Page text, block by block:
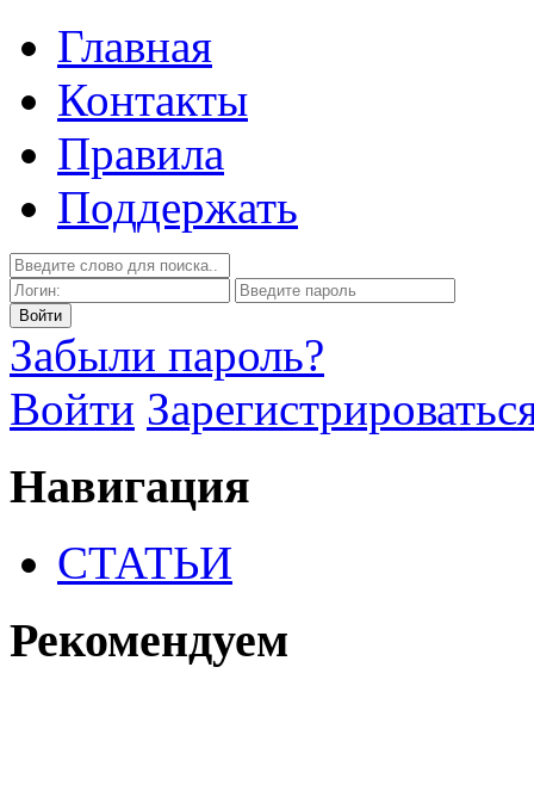
Главная
Контакты
Правила
Поддержать
Забыли пароль?
Войти
Навигация
СТАТЬИ
Рекомендуем